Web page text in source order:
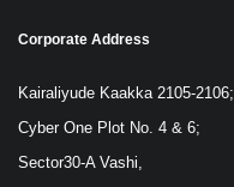
Corporate Address
Kairaliyude Kaakka 2105-2106;
Cyber One Plot No. 4 & 6;
Sector30-A Vashi,